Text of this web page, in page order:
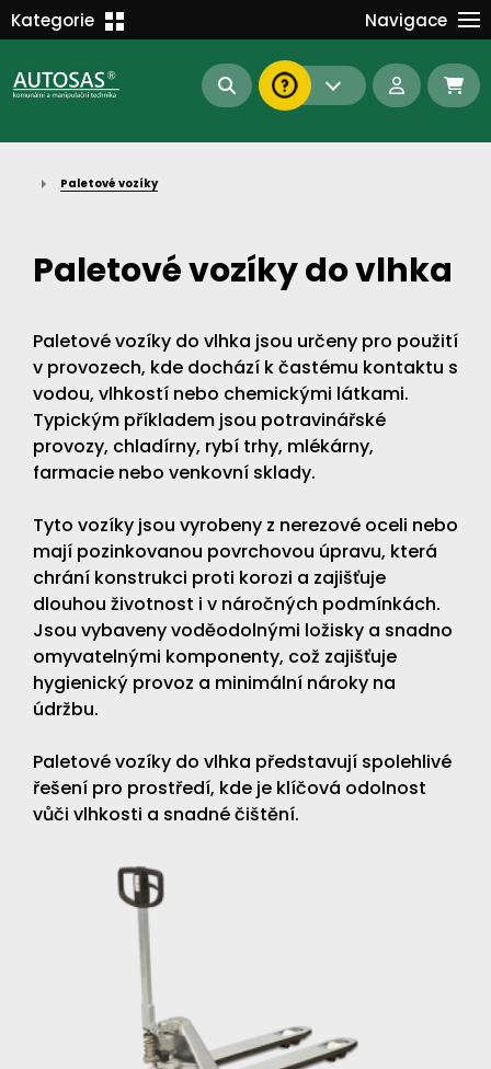
Kategorie
MANIPULAČNÍ TECHNIKA
BAGRY A MANIPULÁTORY
S-BAT ENERGY
náhradní díly stroje skladem půjčovna
Navigace
Kontakt
Paletové vozíky
Paletové vozíky do vlhka
Paletové vozíky do vlhka jsou určeny pro použití
v provozech, kde dochází k častému kontaktu s
vodou, vlhkostí nebo chemickými látkami.
Typickým příkladem jsou potravinářské
provozy, chladírny, rybí trhy, mlékárny,
farmacie nebo venkovní sklady.
Tyto vozíky jsou vyrobeny z nerezové oceli nebo
mají pozinkovanou povrchovou úpravu, která
chrání konstrukci proti korozi a zajišťuje
dlouhou životnost i v náročných podmínkách.
Jsou vybaveny voděodolnými ložisky a snadno
omyvatelnými komponenty, což zajišťuje
hygienický provoz a minimální nároky na
údržbu.
Paletové vozíky do vlhka představují spolehlivé
řešení pro prostředí, kde je klíčová odolnost
vůči vlhkosti a snadné čištění.